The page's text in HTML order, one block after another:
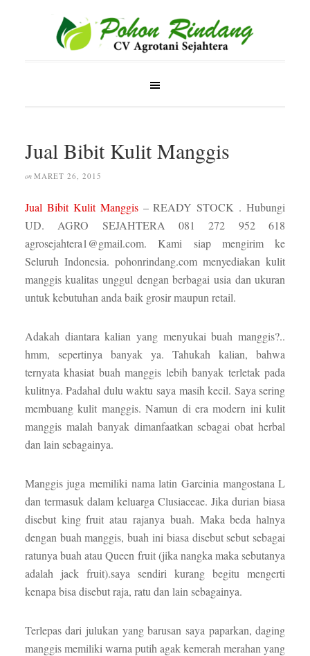
Jual Bibit Kulit Manggis
on MARET 26, 2015
Jual Bibit Kulit Manggis– READY STOCK . Hubungi
UD. AGRO SEJAHTERA 081 272 952 618
agrosejahtera1@gmail.com. Kami siap mengirim ke
Seluruh Indonesia. pohonrindang.com menyediakan kulit
manggis kualitas unggul dengan berbagai usia dan ukuran
untuk kebutuhan anda baik grosir maupun retail.
Adakah diantara kalian yang menyukai buah manggis?..
hmm, sepertinya banyak ya. Tahukah kalian, bahwa
ternyata khasiat buah manggis lebih banyak terletak pada
kulitnya. Padahal dulu waktu saya masih kecil. Saya sering
membuang kulit manggis. Namun di era modern ini kulit
manggis malah banyak dimanfaatkan sebagai obat herbal
dan lain sebagainya.
Manggis juga memiliki nama latin Garcinia mangostana L
dan termasuk dalam keluarga Clusiaceae. Jika durian biasa
disebut king fruit atau rajanya buah. Maka beda halnya
dengan buah manggis, buah ini biasa disebut sebut sebagai
ratunya buah atau Queen fruit (jika nangka maka sebutanya
adalah jack fruit).saya sendiri kurang begitu mengerti
kenapa bisa disebut raja, ratu dan lain sebagainya.
Terlepas dari julukan yang barusan saya paparkan, daging
manggis memiliki warna putih agak kemerah merahan yang